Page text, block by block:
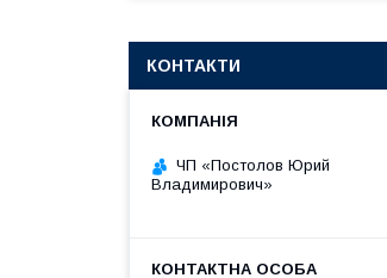
КОНТАКТИ
ЧП «Постолов Юрий
Владимирович»